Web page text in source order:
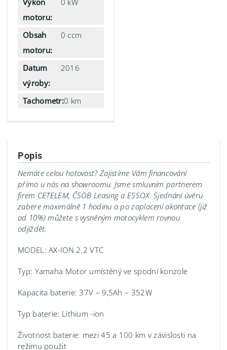
motoru:
Obsah
motoru:
0 ccm
Datum
výroby:
2016
Tachometr:0 km
Popis
Nemáte celou hotovost? Zajistíme Vám financování
přímo u nás na showroomu. Jsme smluvním partnerem
firem CETELEM, ČSOB Leasing a ESSOX. Sjednání úvěru
zabere maximálně 1 hodinu a po zaplacení akontace (již
od 10%) můžete s vysněným motocyklem rovnou
odjíždět.
MODEL: AX-ION 2.2 VTC
Typ: Yamaha Motor umístěný ve spodní konzole
Kapacita baterie: 37V – 9,5Ah – 352W
Typ baterie: Lithium -ion
Životnost baterie: mezi 45 a 100 km v závislosti na
režimu použit